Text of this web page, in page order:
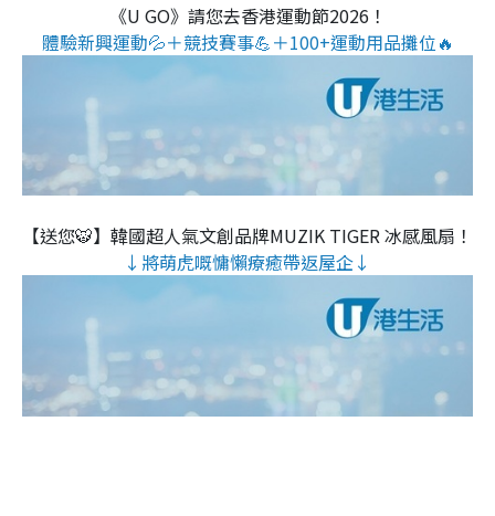
《U GO》請您去香港運動節2026！
體驗新興運動💦＋競技賽事💪＋100+運動用品攤位🔥
【送您🐯】韓國超人氣文創品牌MUZIK TIGER 冰感風扇！
↓將萌虎嘅慵懶療癒帶返屋企↓